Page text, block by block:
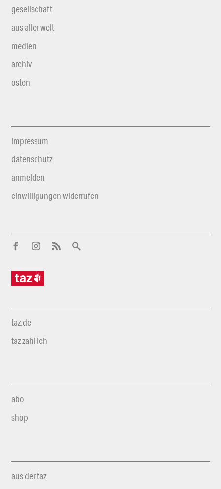
gesellschaft
aus aller welt
medien
archiv
osten
impressum
datenschutz
anmelden
einwilligungen widerrufen
taz.de
taz zahl ich
abo
shop
aus der taz